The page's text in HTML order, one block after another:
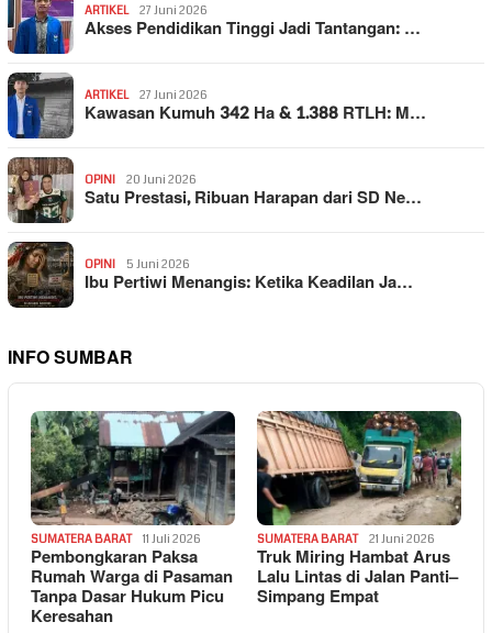
ARTIKEL 27 Juni 2026
Akses Pendidikan Tinggi Jadi Tantangan: …
ARTIKEL 27 Juni 2026
Kawasan Kumuh 342 Ha & 1.388 RTLH: M…
OPINI 20 Juni 2026
Satu Prestasi, Ribuan Harapan dari SD Ne…
OPINI 5 Juni 2026
Ibu Pertiwi Menangis: Ketika Keadilan Ja…
INFO SUMBAR
SUMATERA BARAT 11 Juli 2026
Pembongkaran Paksa
Rumah Warga di Pasaman
Tanpa Dasar Hukum Picu
Keresahan
SUMATERA BARAT 21 Juni 2026
Truk Miring Hambat Arus
Lalu Lintas di Jalan Panti–
Simpang Empat